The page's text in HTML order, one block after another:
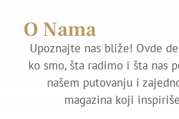
O Nama
Upoznajte nas bliže! Ovde
ko smo, šta radimo i šta nas
našem putovanju i
magazina koji